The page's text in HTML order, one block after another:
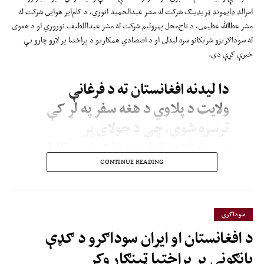
امرالډ ډایمونډ ټریډینګ شرکت له مشر عبدالحمید انوري، د کام‌ایر هوايي شرکت له
مشر عطاالله عظیمي، د تاج‌محل پټرولیم شرکت له مشر عبداللطیف نوروزي او د هغوی
له سوداګریزو شریکانو سره لیدلي او د اقتصادي همکاریو د پراختیا پر لارو چارو یې
خبرې کړې دي.
دا لیدنه افغانستان ته د فرغانې
ولایت د پلاوي د هغه سفر په لړ کې
ترسره شوی، چې د جولای پر
شپږویشتمه او اووه‌ویشتمه یې کابل
او مزارشریف ته کړی و. د دغه سفر
پر مهال ازبک چارواکو او سوداګرو له
افغان لوري سره لیدنې وکړې؛ په
کابل او مزارشریف کې یې د فرغانې
سوداګریز کورونه پرانیستل.
CONTINUE READING
سوداگري
د افغانستان او ایران سوداګرو د ګډې
پانګونې پر پراختیا ټینګار وکړ